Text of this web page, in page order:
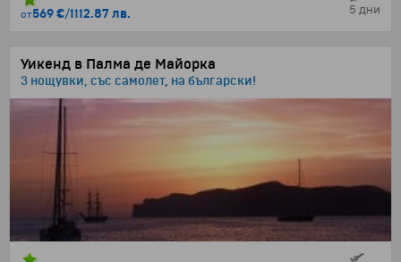
от569 €/1112.87 лв. 5 дни
Уикенд в Палма де Майорка
3 нощувки, със самолет, на български!